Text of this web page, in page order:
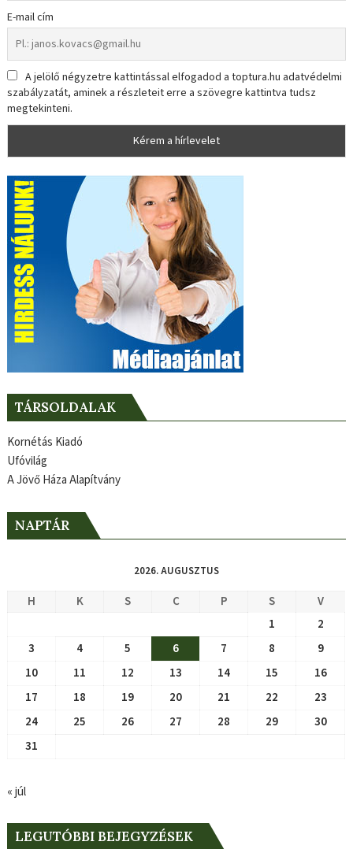
E-mail cím
A jelölő négyzetre kattintással elfogadod a toptura.hu adatvédelmi
szabályzatát, aminek a részleteit erre a szövegre kattintva tudsz
megtekinteni.
TÁRSOLDALAK
Kornétás Kiadó
Ufóvilág
A Jövő Háza Alapítvány
NAPTÁR
2026. AUGUSZTUS
H K S C P S
V
1
2
3
4 5 6 7 8
9
10
11 12 13 14 15
16
17
18 19 20 21 22
23
24
25 26 27 28 29
30
31
« júl
LEGUTÓBBI BEJEGYZÉSEK